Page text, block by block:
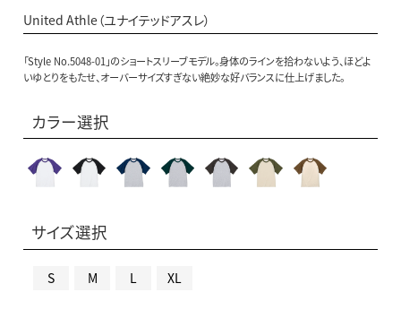
United Athle（ユナイテッドアスレ）
「Style No.5048-01」のショートスリーブモデル。身体のラインを拾わないよう、ほどよ
いゆとりをもたせ、オーバーサイズすぎない絶妙な好バランスに仕上げました。
カラー選択
サイズ選択
S M L XL